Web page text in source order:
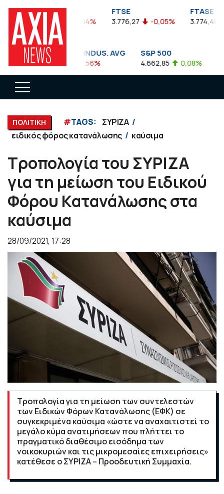
FTSEA
899,47 -0,04%
FTSE
3.776,27 -0,05%
FTASE
3.774,48
DOW JONES INDUS. AVG
35.911,81 -0,56%
S&P 500
4.662,85 0,08%
ΠΟΛΙΤΙΚΗ #TAGS:
ΣΥΡΙΖΑ
ειδικός φόρος κατανάλωσης
καύσιμα
Τροπολογία του ΣΥΡΙΖΑ
για τη μείωση του Ειδικού
Φόρου Κατανάλωσης στα
καύσιμα
28/09/2021, 17:28
Τροπολογία για τη μείωση των συντελεστών
των Ειδικών Φόρων Κατανάλωσης (ΕΦΚ) σε
συγκεκριμένα καύσιμα «ώστε να αναχαιτιστεί το
μεγάλο κύμα ανατιμήσεων που πλήττει το
πραγματικό διαθέσιμο εισόδημα των
νοικοκυριών και τις μικρομεσαίες επιχειρήσεις»
κατέθεσε ο ΣΥΡΙΖΑ – Προοδευτική Συμμαχία.